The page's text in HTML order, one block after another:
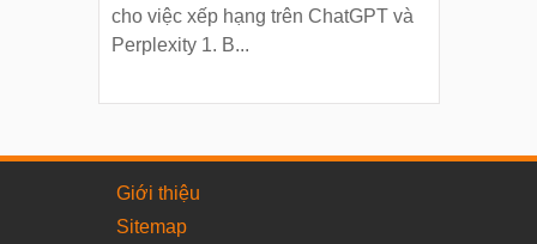
cho việc xếp hạng trên ChatGPT và
Perplexity 1. B...
Giới thiệu
Sitemap